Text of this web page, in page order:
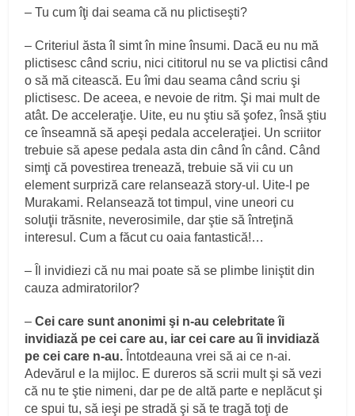
– Tu cum îţi dai seama că nu plictiseşti?
– Criteriul ăsta îl simt în mine însumi. Dacă eu nu mă
plictisesc când scriu, nici cititorul nu se va plictisi când
o să mă citească. Eu îmi dau seama când scriu şi
plictisesc. De aceea, e nevoie de ritm. Şi mai mult de
atât. De acceleraţie. Uite, eu nu ştiu să şofez, însă ştiu
ce înseamnă să apeşi pedala acceleraţiei. Un scriitor
trebuie să apese pedala asta din când în când. Când
simţi că povestirea trenează, trebuie să vii cu un
element surpriză care relansează story-ul. Uite-l pe
Murakami. Relansează tot timpul, vine uneori cu
soluţii trăsnite, neverosimile, dar ştie să întreţină
interesul. Cum a făcut cu oaia fantastică!…
– Îl invidiezi că nu mai poate să se plimbe liniştit din
cauza admiratorilor?
–Cei care sunt anonimi şi n-au celebritate îi
invidiază pe cei care au, iar cei care au îi invidiază
pe cei care n-au. Întotdeauna vrei să ai ce n-ai.
Adevărul e la mijloc. E dureros să scrii mult şi să vezi
că nu te ştie nimeni, dar pe de altă parte e neplăcut şi
ce spui tu, să ieşi pe stradă şi să te tragă toţi de